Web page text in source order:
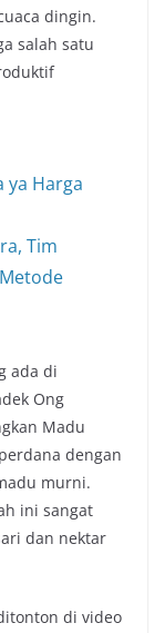
dingin.
salah satu
ya Harga
Tim
ada di
Ong
Madu
dengan
murni.
ini sangat
dan nektar
di video